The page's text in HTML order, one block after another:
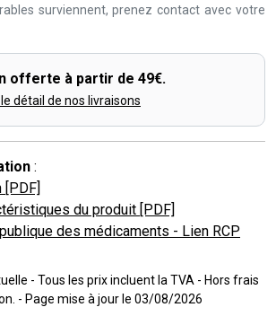
surviennent, prenez contact avec votre
offerte à partir de 49€.
détail de nos livraisons
:
[PDF]
du produit [PDF]
des médicaments - Lien RCP
- Tous les prix incluent la TVA - Hors frais
- Page mise à jour le 03/08/2026